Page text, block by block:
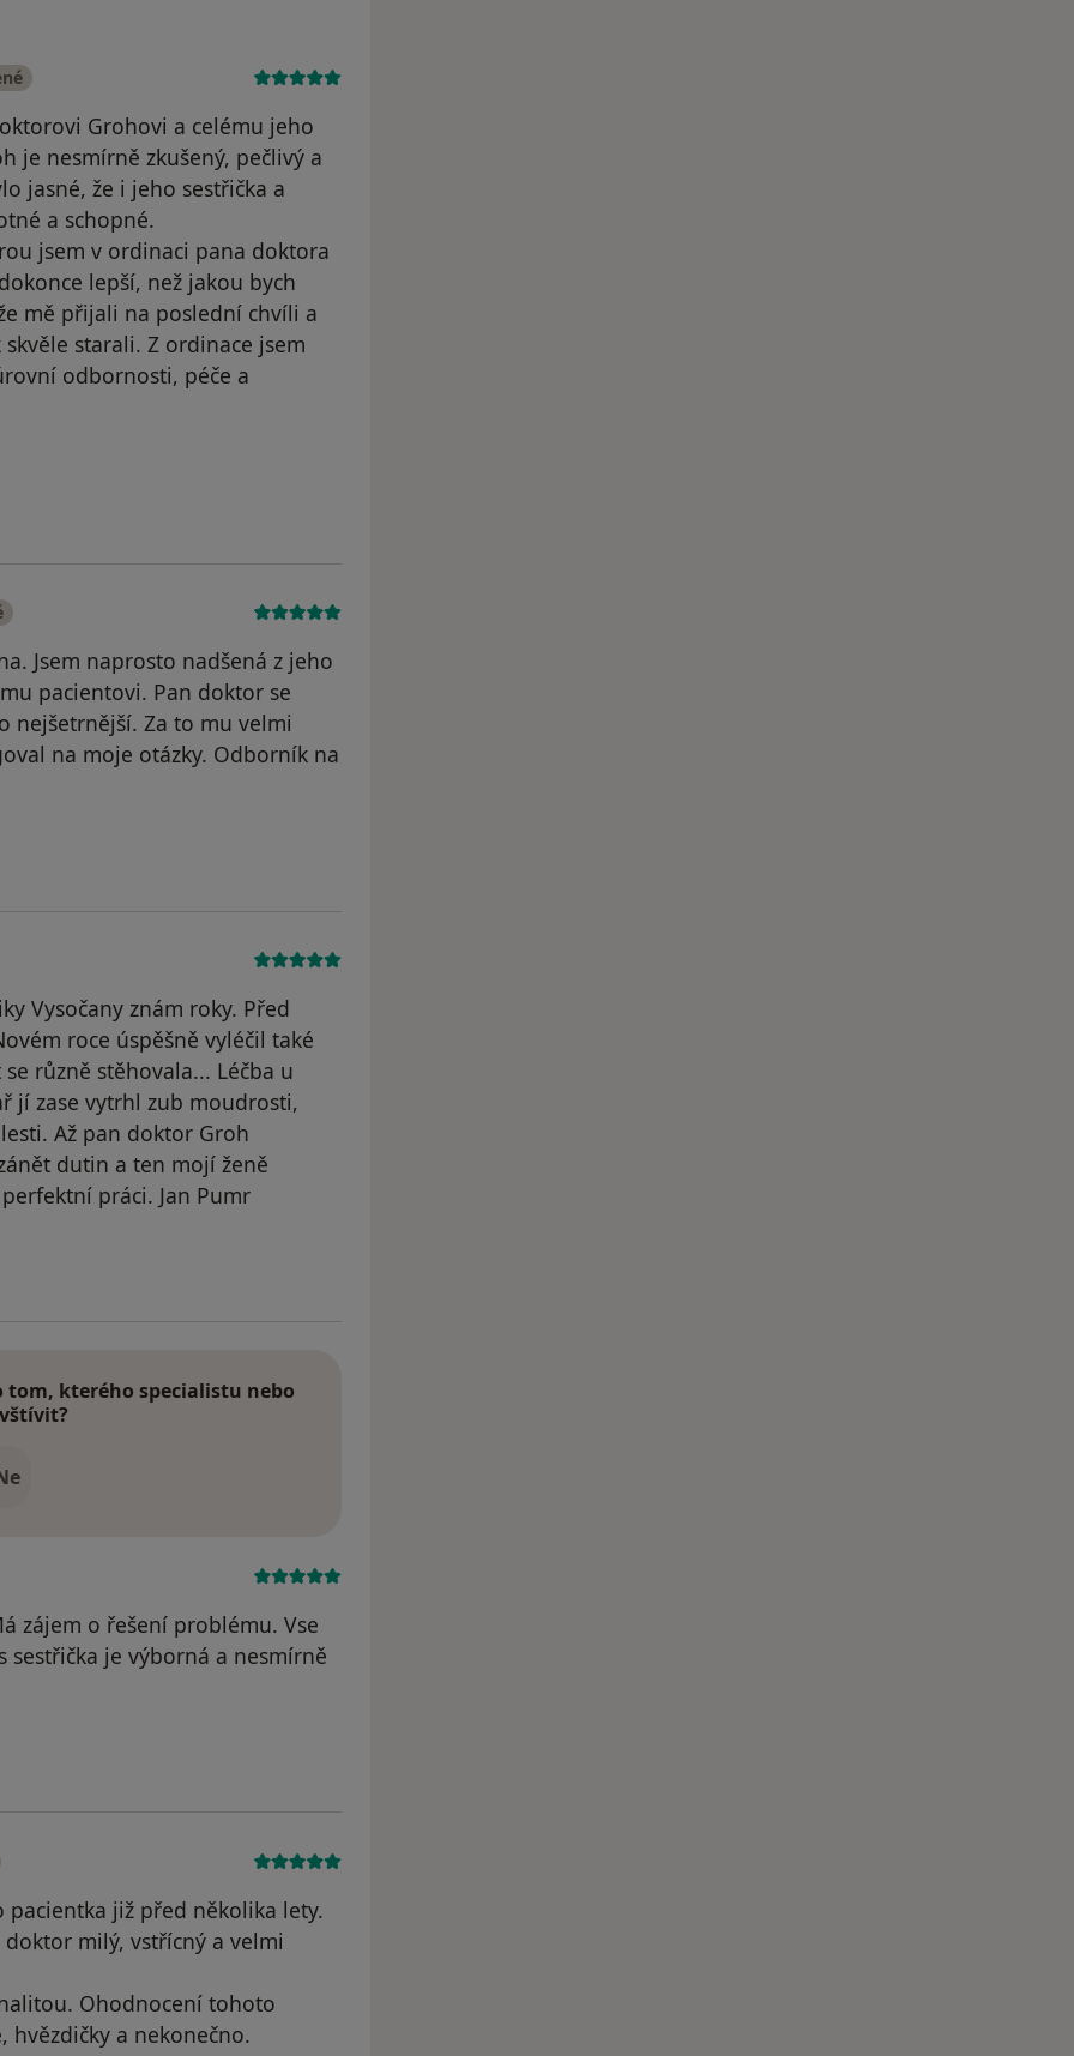
FN v Motole
v Rakousku
asistent 2. LF UK v Praze
v Hradci Králové
spolupráce
Purkyně – ORL a chirurgie hlavy a
vůle – Nadace Olgy Havlové
in Prague
Grohovi a celému jeho
je nesmírně zkušený, pečlivý a
jasné, že i jeho sestřička a
a schopné.
jsem v ordinaci pana doktora
lepší, než jakou bych
mě přijali na poslední chvíli a
starali. Z ordinace jsem
odbornosti, péče a
Natalya Ratcliff, DVM
Jsem naprosto nadšená z jeho
pacientovi. Pan doktor se
nejšetrnější. Za to mu velmi
na moje otázky. Odborník na
účet byl odstraněn
Vysočany znám roky. Před
roce úspěšně vyléčil také
různě stěhovala... Léčba u
jí zase vytrhl zub moudrosti,
Až pan doktor Groh
dutin a ten mojí ženě
práci. Jan Pumr
kterého specialistu nebo
zájem o řešení problému. Vse
je výborná a nesmírně
již před několika lety.
milý, vstřícný a velmi
Ohodnocení tohoto
hvězdičky a nekonečno.